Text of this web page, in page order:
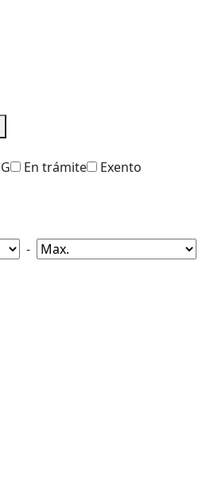
G En trámite
Exento
-